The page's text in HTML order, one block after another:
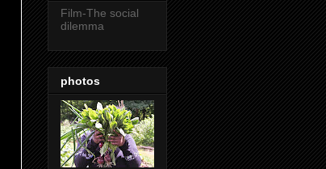
Film-The social
dilemma
photos